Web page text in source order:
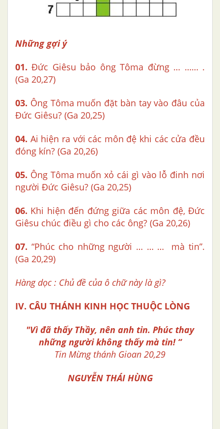
Những gợi ý
01. Đức Giêsu bảo ông Tôma đừng … …… .
(Ga 20,27)
03. Ông Tôma muốn đặt bàn tay vào đâu của
Đức Giêsu? (Ga 20,25)
04. Ai hiện ra với các môn đệ khi các cửa đều
đóng kín? (Ga 20,26)
05. Ông Tôma muốn xỏ cái gì vào lỗ đinh nơi
người Đức Giêsu? (Ga 20,25)
06. Khi hiện đến đứng giữa các môn đệ, Đức
Giêsu chúc điều gì cho các ông? (Ga 20,26)
07. “Phúc cho những người … … … mà tin”.
(Ga 20,29)
Hàng dọc : Chủ đề của ô chữ này là gì?
IV. CÂU THÁNH KINH HỌC THUỘC LÒNG
"Vì đã thấy Thầy, nên anh tin. Phúc thay
những người không thấy mà tin! “
Tin Mừng thánh Gioan 20,29
NGUYỄN THÁI HÙNG